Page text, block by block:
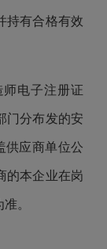
持有合格有效
电子注册证
门分布发的安
供应商单位公
的本企业在岗
。